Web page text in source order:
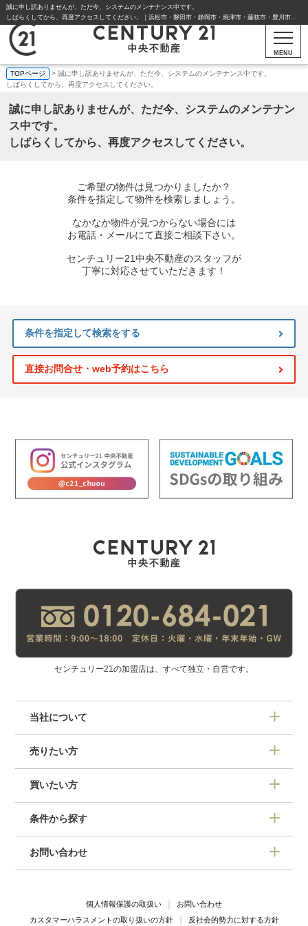
誠に申し訳ありませんが、ただ今、システムのメンテナンス中です。
しばらくしてから、再度アクセスしてください。｜浜松市・磐田市・静岡市・焼津市・藤枝市・豊川市・豊橋市の不動産はセンチュリー21中央不動産
MENU
TOPページ
> 誠に申し訳ありませんが、ただ今、システムのメンテナンス中です。
しばらくしてから、再度アクセスしてください。
誠に申し訳ありませんが、ただ今、システムのメンテナン
ス中です。
しばらくしてから、再度アクセスしてください。
ご希望の物件は見つかりましたか？
条件を指定して物件を検索しましょう。
なかなか物件が見つからない場合には
お電話・メールにて直接ご相談下さい。
センチュリー21中央不動産のスタッフが
丁寧に対応させていただきます！
条件を指定して検索をする
直接お問合せ・web予約はこちら
センチュリー21の加盟店は、すべて独立・自営です。
当社について
売りたい方
買いたい方
条件から探す
お問い合わせ
個人情報保護の取扱い
お問い合わせ
カスタマーハラスメントの取り扱いの方針
反社会的勢力に対する方針